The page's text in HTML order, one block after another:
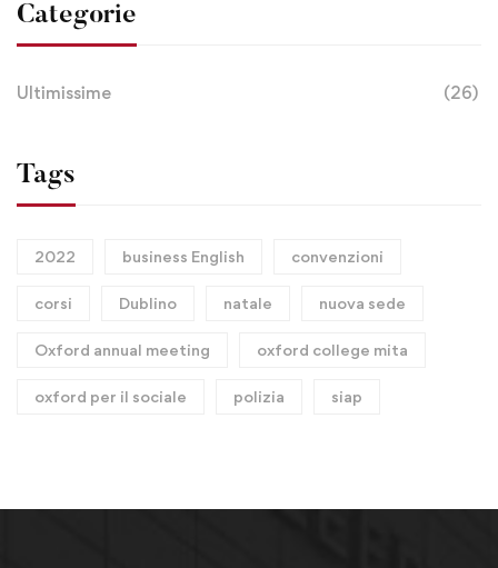
Categorie
Ultimissime (26)
Tags
2022 business English convenzioni
corsi Dublino natale nuova sede
Oxford annual meeting oxford college mita
oxford per il sociale polizia siap